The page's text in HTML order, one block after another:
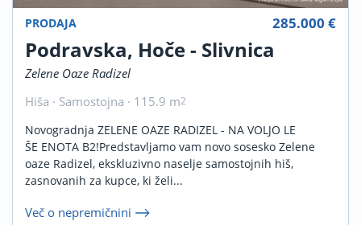
PRODAJA
Podravska, Hoče - Slivnica
Zelene Oaze Radizel
Hiša · Samostojna · 115.9 m2
285.000 €
Novogradnja ZELENE OAZE RADIZEL - NA VOLJO LE
ŠE ENOTA B2!Predstavljamo vam novo sosesko Zelene
oaze Radizel, ekskluzivno naselje samostojnih hiš,
zasnovanih za kupce, ki želi...
Več o nepremičnini